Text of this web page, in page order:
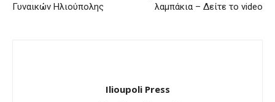
Γυναικών Ηλιούπολης
λαμπάκια – Δείτε το video
Ilioupoli Press